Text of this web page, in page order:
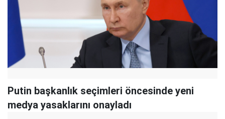
Putin başkanlık seçimleri öncesinde yeni
medya yasaklarını onayladı